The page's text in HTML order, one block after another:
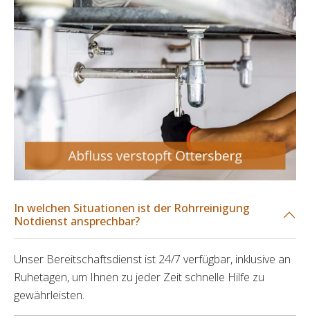
In welchen Situationen ist der Rohrreinigung
Notdienst ansprechbar?
Unser Bereitschaftsdienst ist 24/7 verfügbar, inklusive an
Ruhetagen, um Ihnen zu jeder Zeit schnelle Hilfe zu
gewährleisten.